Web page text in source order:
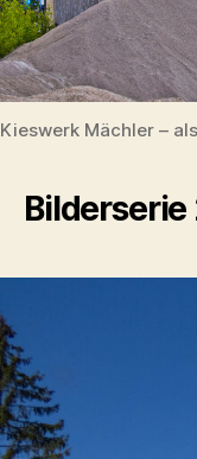
Kieswerk Mächler –